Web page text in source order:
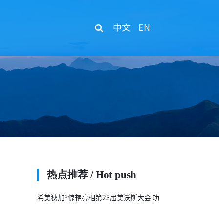
中文 EN
热点推荐 / Hot push
希美狄加®惊艳亮相第23届美沃斯大会 功